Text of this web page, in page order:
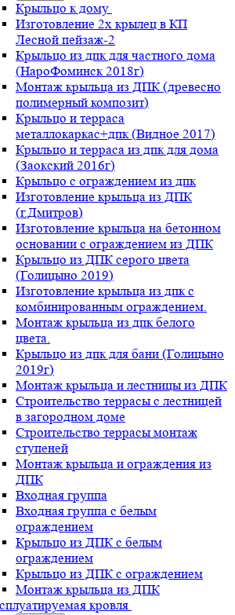
Крыльцо к дому
Изготовление 2х крылец в КП
Лесной пейзаж-2
Крыльцо из дпк для частного дома
(НароФоминск 2018г)
Монтаж крыльца из ДПК (древесно
полимерный композит)
Крыльцо и терраса
металлокаркас+дпк (Видное 2017)
Крыльцо и терраса из дпк для дома
(Заокский 2016г)
Крыльцо с ограждением из дпк
Изготовление крыльца из ДПК
(г.Дмитров)
Изготовление крыльца на бетонном
основании с ограждением из ДПК
Крыльцо из ДПК серого цвета
(Голицыно 2019)
Изготовление крыльца из дпк с
комбинированным ограждением.
Монтаж крыльца из дпк белого
цвета.
Крыльцо из дпк для бани (Голицыно
2019г)
Монтаж крыльца и лестницы из ДПК
Строительство террасы с лестницей
в загородном доме
Строительство террасы монтаж
ступеней
Монтаж крыльца и ограждения из
ДПК
Входная группа
Входная группа с белым
ограждением
Крыльцо из ДПК с белым
ограждением
Крыльцо из ДПК с ограждением
Монтаж крыльца из ДПК
кровля